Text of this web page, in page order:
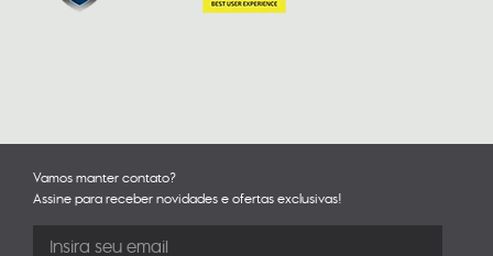
Vamos manter contato?
Assine para receber novidades e ofertas exclusivas!